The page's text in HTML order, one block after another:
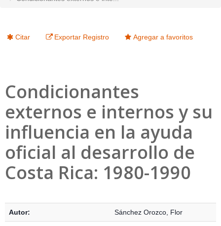
Citar Exportar Registro Agregar a favoritos
Condicionantes
externos e internos y su
influencia en la ayuda
oficial al desarrollo de
Costa Rica: 1980-1990
Autor: Sánchez Orozco, Flor